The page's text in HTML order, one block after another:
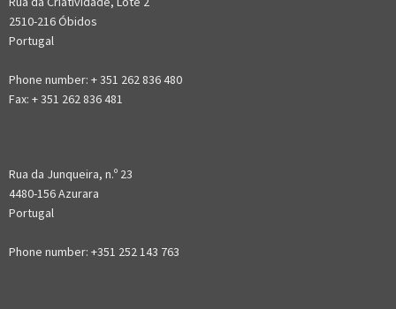
2510-216 Óbidos
Portugal
Phone number: + 351 262 836 480
Fax: + 351 262 836 481
Rua da Junqueira, n.º 23
4480-156 Azurara
Portugal
Phone number: +351 252 143 763